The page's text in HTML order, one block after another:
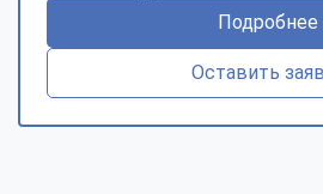
Подробнее
Оставить